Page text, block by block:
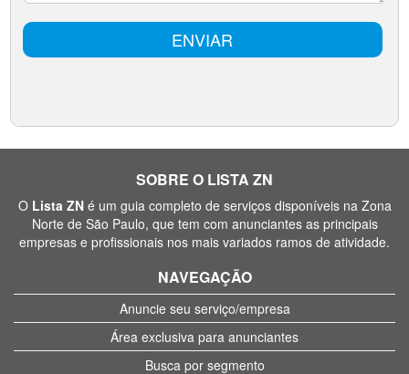
SOBRE O LISTA ZN
O Lista ZNé um guia completo de serviços disponíveis na Zona
Norte de São Paulo, que tem com anunciantes as principais
empresas e profissionais nos mais variados ramos de atividade.
NAVEGAÇÃO
Anuncie seu serviço/empresa
Área exclusiva para anunciantes
Busca por segmento